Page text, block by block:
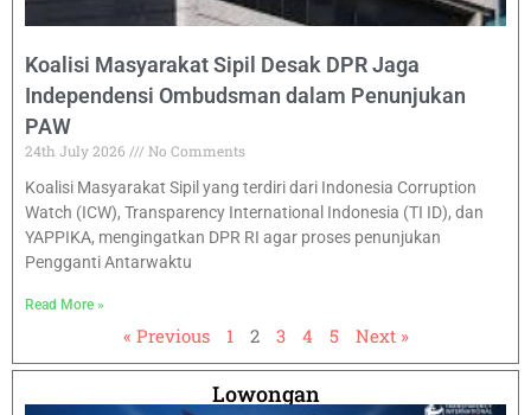
Koalisi Masyarakat Sipil Desak DPR Jaga
Independensi Ombudsman dalam Penunjukan
PAW
24th July 2026
No Comments
Koalisi Masyarakat Sipil yang terdiri dari Indonesia Corruption
Watch (ICW), Transparency International Indonesia (TI ID), dan
YAPPIKA, mengingatkan DPR RI agar proses penunjukan
Pengganti Antarwaktu
Read More »
« Previous 1 2 3 4 5 Next »
Lowongan